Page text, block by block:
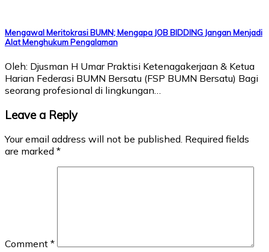
Mengawal Meritokrasi BUMN; Mengapa JOB BIDDING Jangan Menjadi
Alat Menghukum Pengalaman
Oleh: Djusman H Umar Praktisi Ketenagakerjaan & Ketua
Harian Federasi BUMN Bersatu (FSP BUMN Bersatu) Bagi
seorang profesional di lingkungan…
Leave a Reply
Your email address will not be published. Required fields
are marked *
Comment *